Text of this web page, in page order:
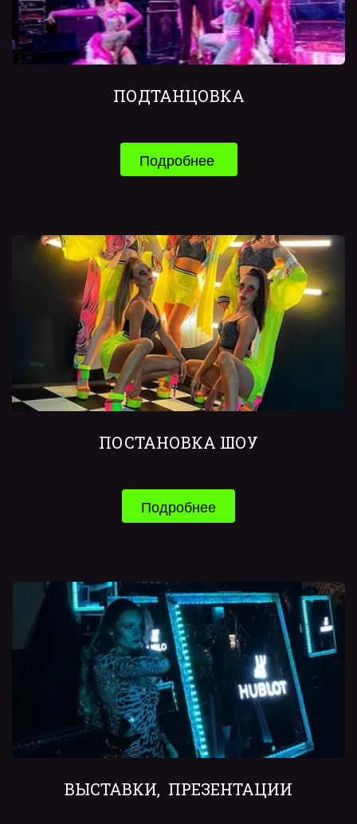
ПОДТАНЦОВКА
Подробнее
ПОСТАНОВКА ШОУ
Подробнее
ВЫСТАВКИ,  ПРЕЗЕНТАЦИИ